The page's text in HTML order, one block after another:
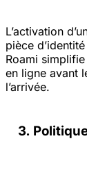
L’activation
pièce
Roami
en ligne avant
l’arrivée.